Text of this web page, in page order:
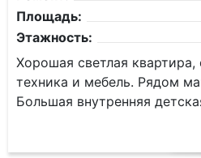
Площадь:
Этажность:
Хорошая светлая
техника и мебель. Рядом
Большая внутренняя